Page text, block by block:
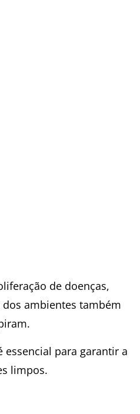
de doenças,
ambientes também
essencial para garantir a
limpos.